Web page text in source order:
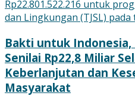
Bakti untuk Indonesia,
Senilai Rp22,8 Miliar
Keberlanjutan dan
Masyarakat